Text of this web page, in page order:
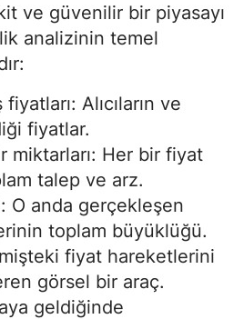
ve güvenilir bir piyasayı
analizinin temel
Alıcıların ve
fiyatlar.
miktarları: Her bir fiyat
talep ve arz.
O anda gerçekleşen
toplam büyüklüğü.
fiyat hareketlerini
görsel bir araç.
geldiğinde